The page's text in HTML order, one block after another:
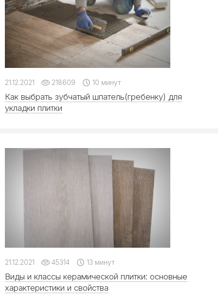
21.12.2021 218609 10 минут
Как выбрать зубчатый шпатель(гребенку) для
укладки плитки
21.12.2021 45314 13 минут
Виды и классы керамической плитки: основные
характеристики и свойства